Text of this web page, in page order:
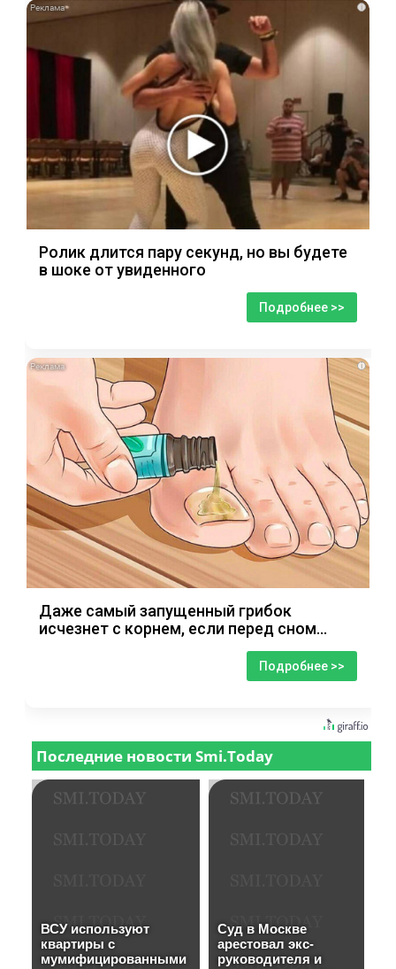
i
Ролик длится пару секунд, но вы будете
в шоке от увиденного
Подробнее >>
i
Даже самый запущенный грибок
исчезнет с корнем, если перед сном…
Подробнее >>